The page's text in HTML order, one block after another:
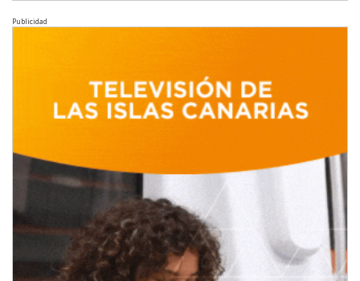
Publicidad